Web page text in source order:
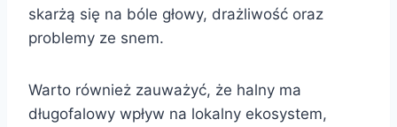
skarżą się na bóle głowy, drażliwość oraz
problemy ze snem.
Warto również zauważyć, że halny ma
długofalowy wpływ na lokalny ekosystem,